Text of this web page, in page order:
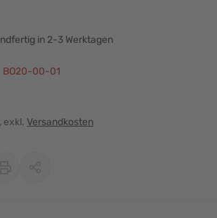
in 2-3 Werktagen
BO20-00-01
, exkl. Versandkosten